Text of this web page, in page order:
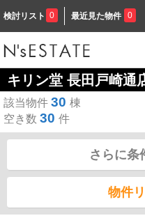
検討リスト 0 最近見た物件 0
キリン堂 長田戸崎通
該当物件 30 棟
空き数 30 件
さらに条
物件